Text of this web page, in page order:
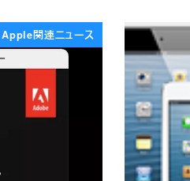
Apple関連ニュース